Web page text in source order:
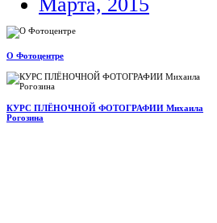
О Фотоцентре
КУРС ПЛЁНОЧНОЙ ФОТОГРАФИИ Михаила
Рогозина